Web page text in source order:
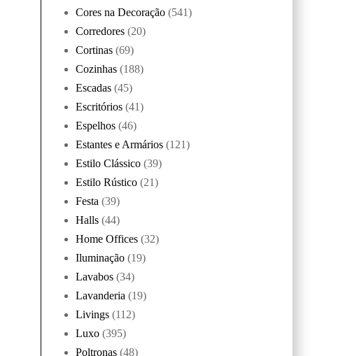
Cores na Decoração (541)
Corredores (20)
Cortinas (69)
Cozinhas (188)
Escadas (45)
Escritórios (41)
Espelhos (46)
Estantes e Armários (121)
Estilo Clássico (39)
Estilo Rústico (21)
Festa (39)
Halls (44)
Home Offices (32)
Iluminação (19)
Lavabos (34)
Lavanderia (19)
Livings (112)
Luxo (395)
Poltronas (48)